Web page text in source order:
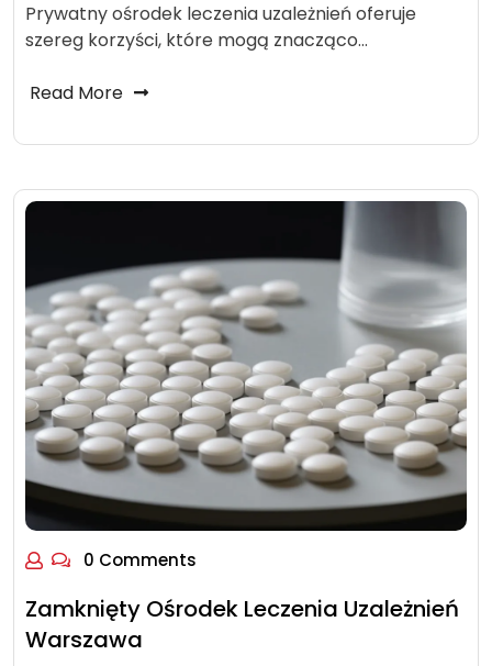
Prywatny ośrodek leczenia uzależnień oferuje
szereg korzyści, które mogą znacząco…
Read More
0 Comments
Zamknięty Ośrodek Leczenia Uzależnień
Warszawa